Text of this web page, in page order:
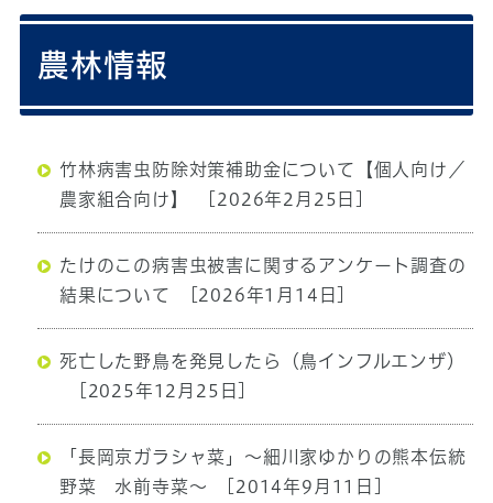
農林情報
竹林病害虫防除対策補助金について【個人向け／
農家組合向け】
[2026年2月25日]
たけのこの病害虫被害に関するアンケート調査の
結果について
[2026年1月14日]
死亡した野鳥を発見したら（鳥インフルエンザ）
[2025年12月25日]
「長岡京ガラシャ菜」～細川家ゆかりの熊本伝統
野菜 水前寺菜～
[2014年9月11日]